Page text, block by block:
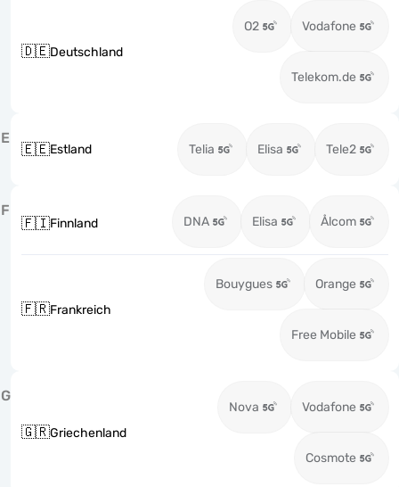
🇩🇪Deutschland
O2 Vodafone
Telekom.de
E
🇪🇪Estland Telia Elisa Tele2
F
🇫🇮Finnland DNA Elisa Ålcom
🇫🇷Frankreich
Bouygues Orange
Free Mobile
G
🇬🇷Griechenland
Nova Vodafone
Cosmote